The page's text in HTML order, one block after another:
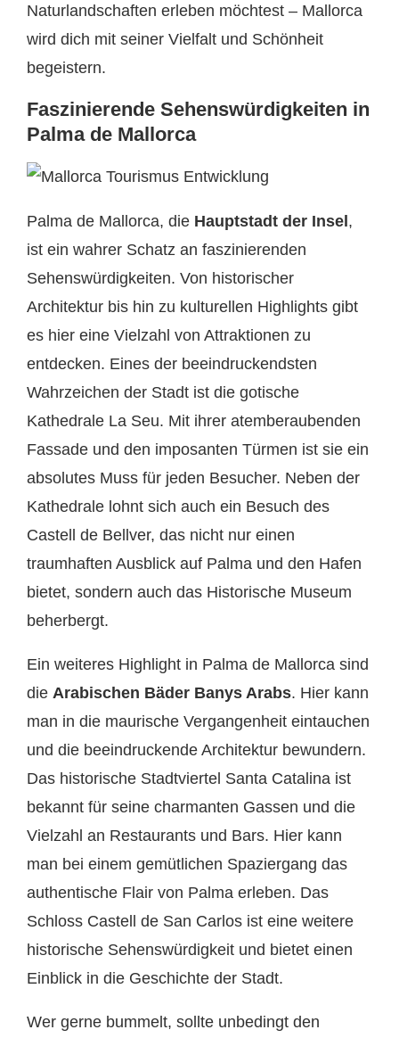
Naturlandschaften erleben möchtest – Mallorca
wird dich mit seiner Vielfalt und Schönheit
begeistern.
Faszinierende Sehenswürdigkeiten in
Palma de Mallorca
Palma de Mallorca, die Hauptstadt der Insel,
ist ein wahrer Schatz an faszinierenden
Sehenswürdigkeiten. Von historischer
Architektur bis hin zu kulturellen Highlights gibt
es hier eine Vielzahl von Attraktionen zu
entdecken. Eines der beeindruckendsten
Wahrzeichen der Stadt ist die gotische
Kathedrale La Seu. Mit ihrer atemberaubenden
Fassade und den imposanten Türmen ist sie ein
absolutes Muss für jeden Besucher. Neben der
Kathedrale lohnt sich auch ein Besuch des
Castell de Bellver, das nicht nur einen
traumhaften Ausblick auf Palma und den Hafen
bietet, sondern auch das Historische Museum
beherbergt.
Ein weiteres Highlight in Palma de Mallorca sind
die Arabischen Bäder Banys Arabs. Hier kann
man in die maurische Vergangenheit eintauchen
und die beeindruckende Architektur bewundern.
Das historische Stadtviertel Santa Catalina ist
bekannt für seine charmanten Gassen und die
Vielzahl an Restaurants und Bars. Hier kann
man bei einem gemütlichen Spaziergang das
authentische Flair von Palma erleben. Das
Schloss Castell de San Carlos ist eine weitere
historische Sehenswürdigkeit und bietet einen
Einblick in die Geschichte der Stadt.
Wer gerne bummelt, sollte unbedingt den